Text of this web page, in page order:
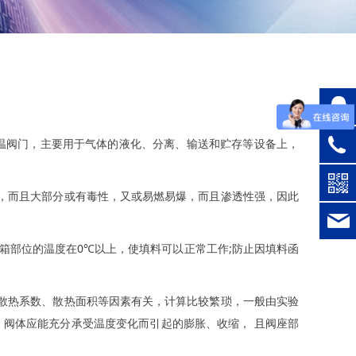
门，主要用于气体的液化、分离、输送和贮存等设备上，
且大部分或有毒性，又或易燃易爆，而且渗透性强，因此
部位的温度在0℃以上，使填料可以正常工作;防止因填料函
系数、散热面积等因素有关，计算比较繁琐，一般由实验
体应能充分承受温度变化而引起的膨胀、收缩， 且阀座部